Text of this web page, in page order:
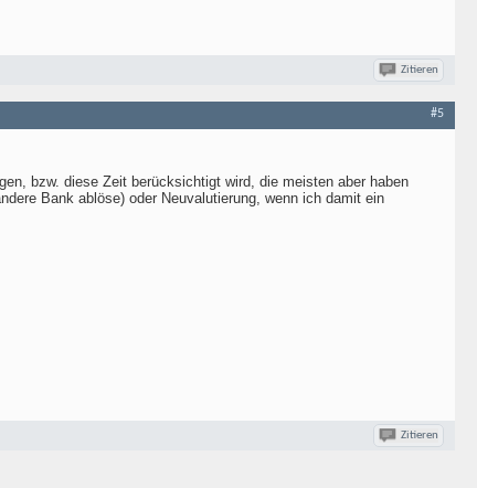
Zitieren
#5
bzw. diese Zeit berücksichtigt wird, die meisten aber haben
Bank ablöse) oder Neuvalutierung, wenn ich damit ein
Zitieren